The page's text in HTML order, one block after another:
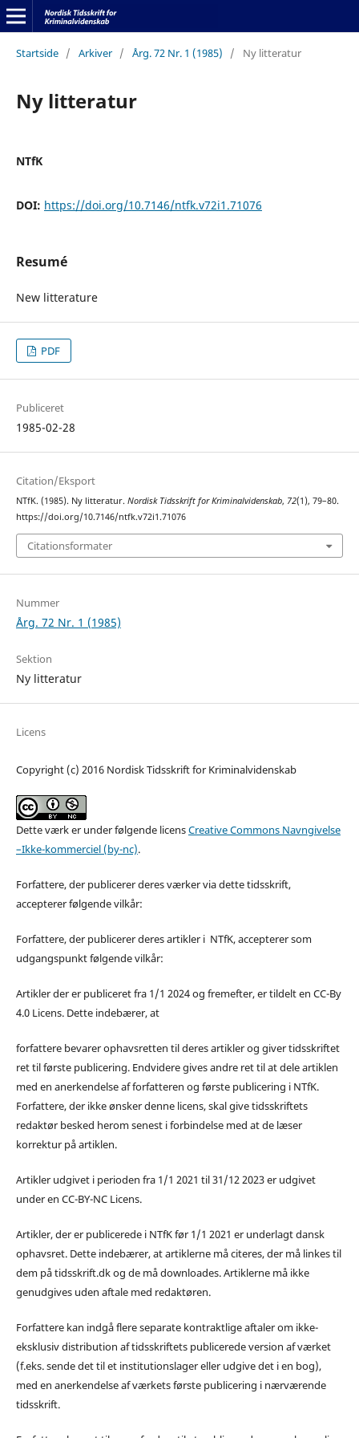
Startside / Arkiver / Årg. 72 Nr. 1 (1985) / Ny litteratur
Ny litteratur
NTfK
DOI: https://doi.org/10.7146/ntfk.v72i1.71076
Resumé
New litterature
PDF
Publiceret
1985-02-28
Citation/Eksport
NTfK. (1985). Ny litteratur. Nordisk Tidsskrift for Kriminalvidenskab, 72(1), 79–80.
https://doi.org/10.7146/ntfk.v72i1.71076
Citationsformater
Nummer
Årg. 72 Nr. 1 (1985)
Sektion
Ny litteratur
Licens
Copyright (c) 2016 Nordisk Tidsskrift for Kriminalvidenskab
Dette værk er under følgende licensCreative Commons Navngivelse
–Ikke-kommerciel (by-nc).
Forfattere, der publicerer deres værker via dette tidsskrift,
accepterer følgende vilkår:
Forfattere, der publicerer deres artikler i NTfK, accepterer som
udgangspunkt følgende vilkår:
Artikler der er publiceret fra 1/1 2024 og fremefter, er tildelt en CC-By
4.0 Licens. Dette indebærer, at
forfattere bevarer ophavsretten til deres artikler og giver tidsskriftet
ret til første publicering. Endvidere gives andre ret til at dele artiklen
med en anerkendelse af forfatteren og første publicering i NTfK.
Forfattere, der ikke ønsker denne licens, skal give tidsskriftets
redaktør besked herom senest i forbindelse med at de læser
korrektur på artiklen.
Artikler udgivet i perioden fra 1/1 2021 til 31/12 2023 er udgivet
under en CC-BY-NC Licens.
Artikler, der er publicerede i NTfK før 1/1 2021 er underlagt dansk
ophavsret. Dette indebærer, at artiklerne må citeres, der må linkes til
dem på tidsskrift.dk og de må downloades. Artiklerne må ikke
genudgives uden aftale med redaktøren.
Forfattere kan indgå flere separate kontraktlige aftaler om ikke-
eksklusiv distribution af tidsskriftets publicerede version af værket
(f.eks. sende det til et institutionslager eller udgive det i en bog),
med en anerkendelse af værkets første publicering i nærværende
tidsskrift.